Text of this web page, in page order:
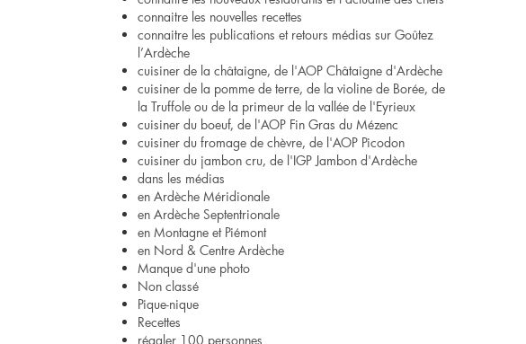
connaitre les nouvelles recettes
connaitre les publications et retours médias sur Goûtez
l’Ardèche
cuisiner de la châtaigne, de l'AOP Châtaigne d'Ardèche
cuisiner de la pomme de terre, de la violine de Borée, de
la Truffole ou de la primeur de la vallée de l'Eyrieux
cuisiner du boeuf, de l'AOP Fin Gras du Mézenc
cuisiner du fromage de chèvre, de l'AOP Picodon
cuisiner du jambon cru, de l'IGP Jambon d'Ardèche
dans les médias
en Ardèche Méridionale
en Ardèche Septentrionale
en Montagne et Piémont
en Nord & Centre Ardèche
Manque d'une photo
Non classé
Pique-nique
Recettes
régaler 100 personnes